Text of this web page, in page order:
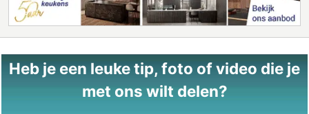
Heb je een leuke tip, foto of video die je
met ons wilt delen?